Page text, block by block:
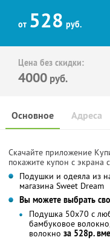
от 528 руб.
Цена без скидки:
4000 руб.
Основное Адреса
Скачайте приложение
покажите купон с экрана
Подушки и одеяла из
магазина Sweet Dream
Вы можете выбрать
Подушка 50х70 с
бамбуковое
волокно за 528р.